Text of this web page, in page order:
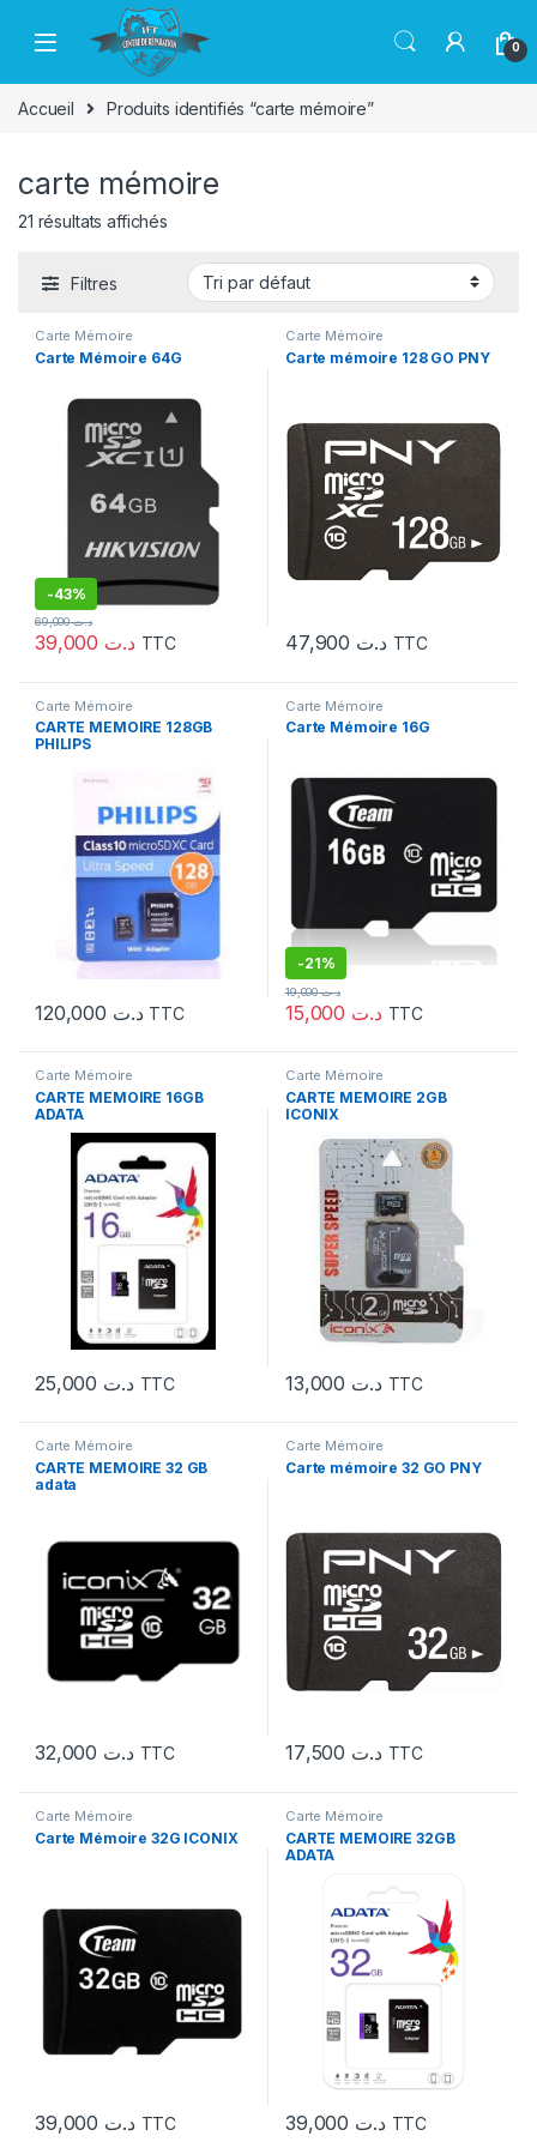
Passer à la navigation
Aller au contenu
0
Accueil Produits identifiés “carte mémoire”
carte mémoire
21 résultats affichés
Filtres
Carte Mémoire
Carte Mémoire 64G
-43%
د.ت
د.ت69,000
TTC
Carte Mémoire
Carte mémoire 128 GO PNY
د.ت TTC
Carte Mémoire
CARTE MEMOIRE 128GB
PHILIPS
د.ت TTC
Carte Mémoire
Carte Mémoire 16G
-21%
د.ت
د.ت19,000
TTC
Carte Mémoire
CARTE MEMOIRE 16GB
ADATA
د.ت TTC
Carte Mémoire
CARTE MEMOIRE 2GB
ICONIX
د.ت TTC
Carte Mémoire
CARTE MEMOIRE 32 GB
adata
د.ت TTC
Carte Mémoire
Carte mémoire 32 GO PNY
د.ت TTC
Carte Mémoire
Carte Mémoire 32G ICONIX
د.ت TTC
Carte Mémoire
CARTE MEMOIRE 32GB
ADATA
د.ت TTC